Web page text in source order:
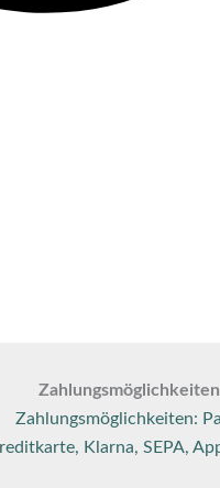
Zahlungsmöglichkeiten